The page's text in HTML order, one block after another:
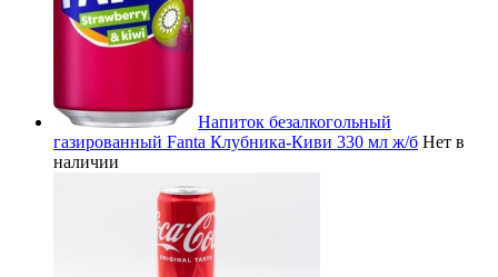
Напиток безалкогольный
газированный Fanta Клубника-Киви 330 мл ж/б Нет в
наличии